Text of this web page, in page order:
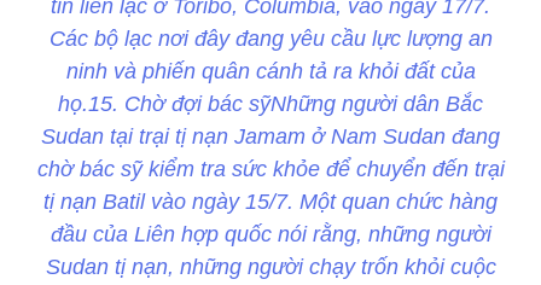
tin liên lạc ở Toribo, Columbia, vào ngày 17/7.
Các bộ lạc nơi đây đang yêu cầu lực lượng an
ninh và phiến quân cánh tả ra khỏi đất của
họ.15. Chờ đợi bác sỹNhững người dân Bắc
Sudan tại trại tị nạn Jamam ở Nam Sudan đang
chờ bác sỹ kiểm tra sức khỏe để chuyển đến trại
tị nạn Batil vào ngày 15/7. Một quan chức hàng
đầu của Liên hợp quốc nói rằng, những người
Sudan tị nạn, những người chạy trốn khỏi cuộc